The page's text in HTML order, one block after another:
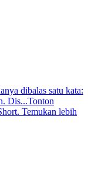
dibalas satu kata:
Dis...Tonton
Temukan lebih